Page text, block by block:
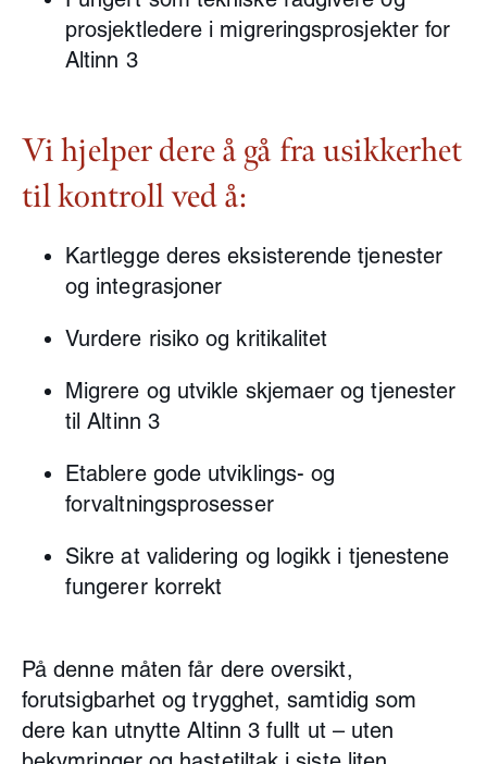
prosjektledere i migreringsprosjekter for
Altinn 3
Vi hjelper dere å gå fra usikkerhet
til kontroll ved å:
Kartlegge deres eksisterende tjenester
og integrasjoner
Vurdere risiko og kritikalitet
Migrere og utvikle skjemaer og tjenester
til Altinn 3
Etablere gode utviklings- og
forvaltningsprosesser
Sikre at validering og logikk i tjenestene
fungerer korrekt
På denne måten får dere oversikt,
forutsigbarhet og trygghet, samtidig som
dere kan utnytte Altinn 3 fullt ut – uten